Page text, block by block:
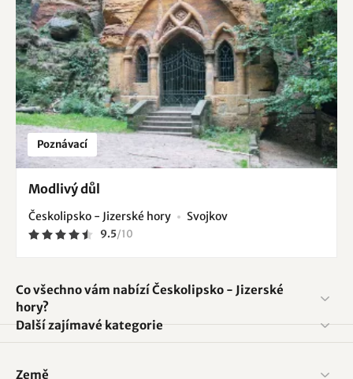
Poznávací
Modlivý důl
Českolipsko - Jizerské hory Svojkov
9.5/10
Co všechno vám nabízí Českolipsko - Jizerské
hory?
Další zajímavé kategorie
Země